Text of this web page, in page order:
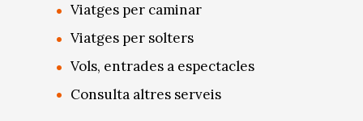
Viatges per caminar
Viatges per solters
Vols, entrades a espectacles
Consulta altres serveis